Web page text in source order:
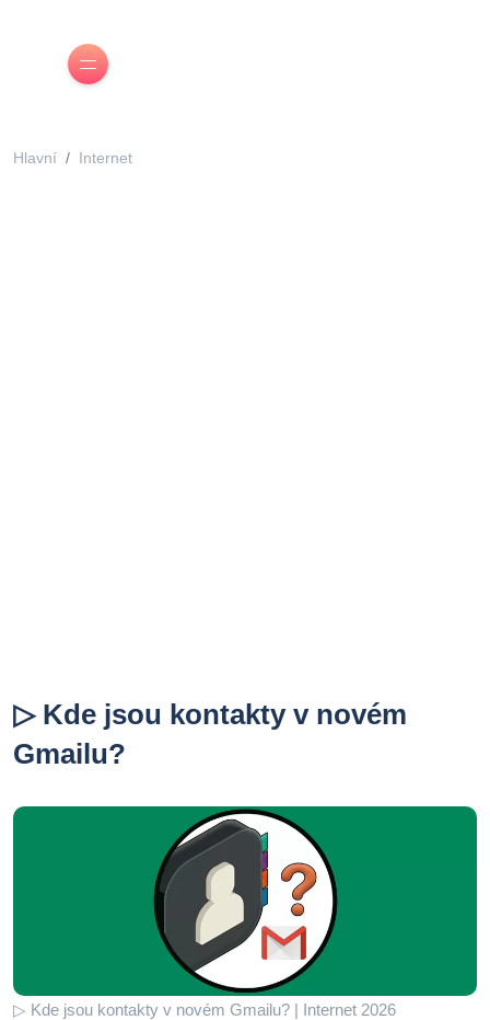
Hlavní Internet
▷ Kde jsou kontakty v novém
Gmailu?
▷ Kde jsou kontakty v novém Gmailu? | Internet 2026